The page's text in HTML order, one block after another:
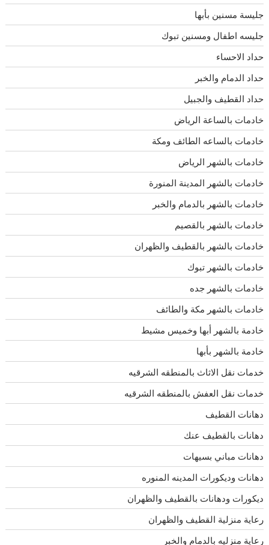
جليسة مسنين بأبها
جليسه اطفال ومسنين تبوك
حداد الاحساء
حداد الدمام والخبر
حداد القطيف والجبيل
خادمات بالساعة الرياض
خادمات بالساعه الطائف ومكة
خادمات بالشهر الرياض
خادمات بالشهر المدينة المنورة
خادمات بالشهر بالدمام والخبر
خادمات بالشهر بالقصيم
خادمات بالشهر بالقطيف والظهران
خادمات بالشهر تبوك
خادمات بالشهر جده
خادمات بالشهر مكة والطائف
خادمة بالشهر أبها وخميس مشيط
خادمة بالشهر بأبها
خدمات نقل الاثاث بالمنطقه الشرقيه
خدمات نقل العفش بالمنطقه الشرقيه
دهانات القطيف
دهانات بالقطيف عنك
دهانات مباني بسيهات
دهانات وديكورات المدينه المنوره
ديكورات ودهانات بالقطيف والظهران
رعاية منزلية القطيف والظهران
رعاية منزليه بالدمام والخبر